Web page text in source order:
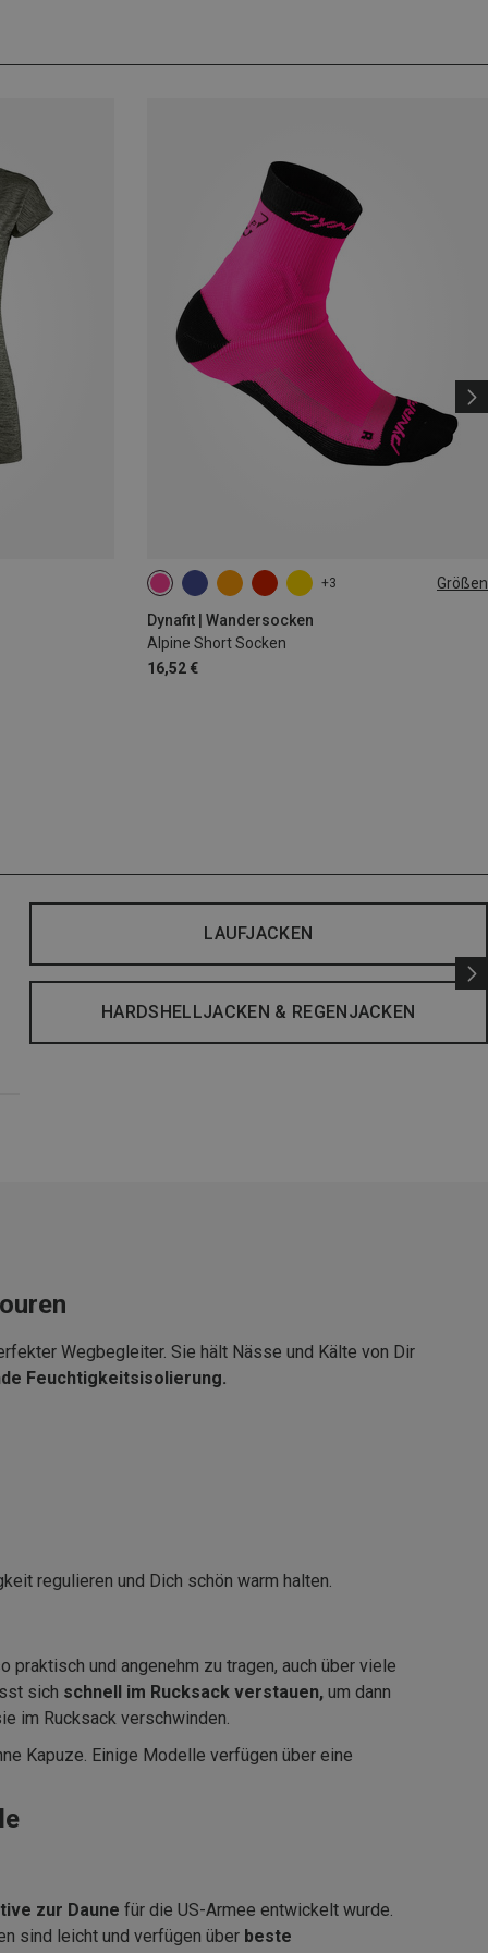
+3 Größen
Dynafit | Wandersocken
Alpine Short Socken
16,52 €
35|36|37|38 39|40|41|42
LAUFJACKEN
HARDSHELLJACKEN & REGENJACKEN
Wegbegleiter. Sie hält Nässe und Kälte von Dir
Feuchtigkeitsisolierung.
regulieren und Dich schön warm halten.
praktisch und angenehm zu tragen, auch über viele
sich schnell im Rucksack verstauen, um dann
im Rucksack verschwinden.
Kapuze. Einige Modelle verfügen über eine
zur Daune für die US-Armee entwickelt wurde.
sind leicht und verfügen über beste